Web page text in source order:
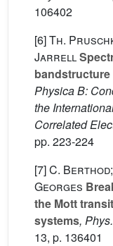
106402
[6]Th.
Jarrell
Physica B:
the
Correlated
pp. 223-224
[7]C. Berthod;
Georges
the Mott
systems,
13, p. 136401